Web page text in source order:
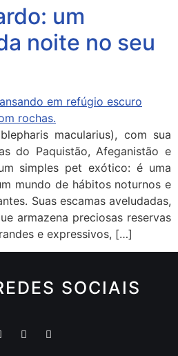
um
noite no seu
macularius), com sua
do Paquistão, Afeganistão e
simples pet exótico: é uma
mundo de hábitos noturnos e
Suas escamas aveludadas,
armazena preciosas reservas
e expressivos, […]
SOCIAIS